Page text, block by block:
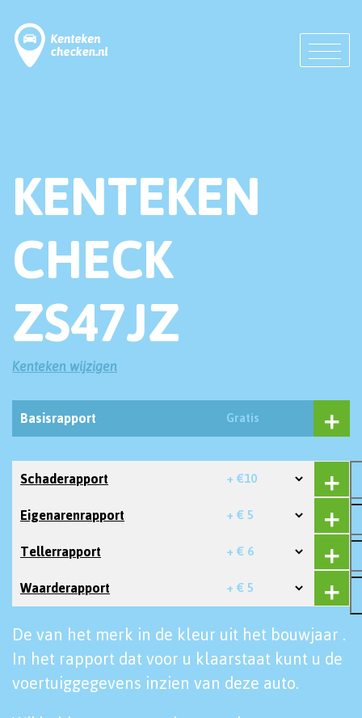
KENTEKEN
CHECK
ZS47JZ
Kenteken wijzigen
Basisrapport Gratis
Schaderapport + €10
Eigenarenrapport + € 5
Tellerrapport + € 6
Waarderapport + € 5
De van het merk in de kleur uit het bouwjaar .
In het rapport dat voor u klaarstaat kunt u de
voertuiggegevens inzien van deze auto.